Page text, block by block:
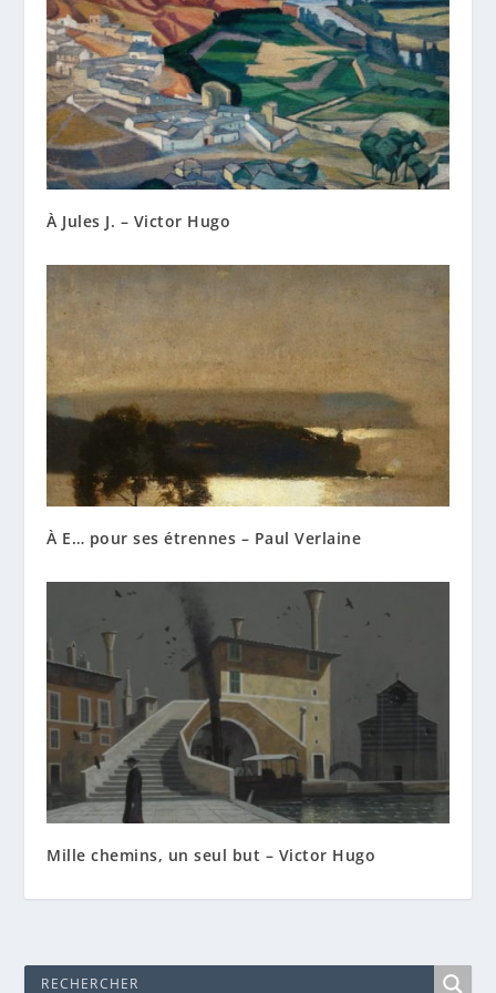
À Jules J. – Victor Hugo
À E… pour ses étrennes – Paul Verlaine
Mille chemins, un seul but – Victor Hugo